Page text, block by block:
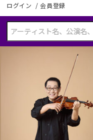
ログイン /会員登録